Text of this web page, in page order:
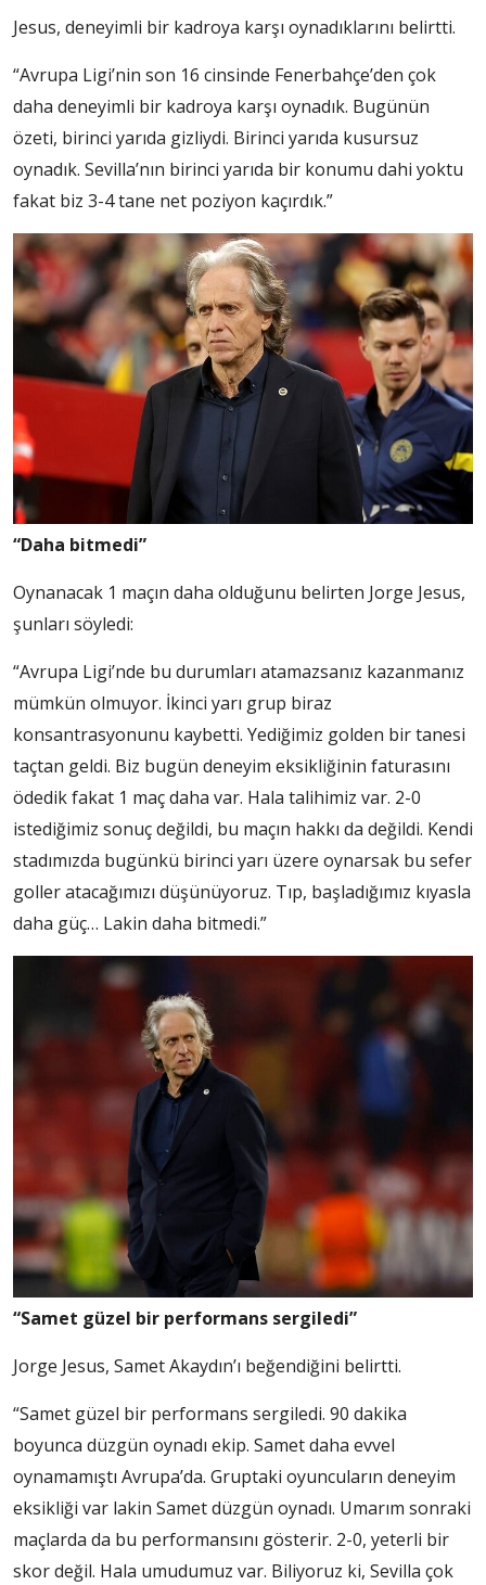
Jesus, deneyimli bir kadroya karşı oynadıklarını belirtti.
“Avrupa Ligi’nin son 16 cinsinde Fenerbahçe’den çok
daha deneyimli bir kadroya karşı oynadık. Bugünün
özeti, birinci yarıda gizliydi. Birinci yarıda kusursuz
oynadık. Sevilla’nın birinci yarıda bir konumu dahi yoktu
fakat biz 3-4 tane net poziyon kaçırdık.”
“Daha bitmedi”
Oynanacak 1 maçın daha olduğunu belirten Jorge Jesus,
şunları söyledi:
“Avrupa Ligi’nde bu durumları atamazsanız kazanmanız
mümkün olmuyor. İkinci yarı grup biraz
konsantrasyonunu kaybetti. Yediğimiz golden bir tanesi
taçtan geldi. Biz bugün deneyim eksikliğinin faturasını
ödedik fakat 1 maç daha var. Hala talihimiz var. 2-0
istediğimiz sonuç değildi, bu maçın hakkı da değildi. Kendi
stadımızda bugünkü birinci yarı üzere oynarsak bu sefer
goller atacağımızı düşünüyoruz. Tıp, başladığımız kıyasla
daha güç… Lakin daha bitmedi.”
“Samet güzel bir performans sergiledi”
Jorge Jesus, Samet Akaydın’ı beğendiğini belirtti.
“Samet güzel bir performans sergiledi. 90 dakika
boyunca düzgün oynadı ekip. Samet daha evvel
oynamamıştı Avrupa’da. Gruptaki oyuncuların deneyim
eksikliği var lakin Samet düzgün oynadı. Umarım sonraki
maçlarda da bu performansını gösterir. 2-0, yeterli bir
skor değil. Hala umudumuz var. Biliyoruz ki, Sevilla çok